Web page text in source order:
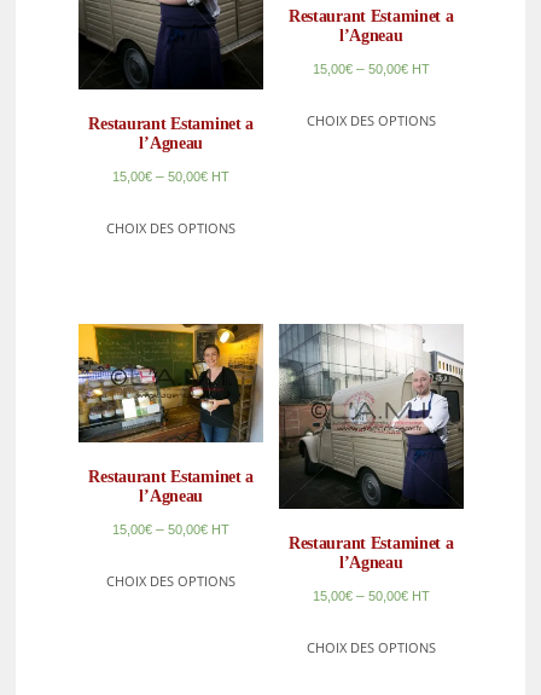
Restaurant Estaminet a
l’Agneau
15,00€ –50,00€ HT
CHOIX DES OPTIONS
Restaurant Estaminet a
l’Agneau
15,00€– 50,00€ HT
CHOIX DES OPTIONS
Restaurant Estaminet a
l’Agneau
15,00€ –50,00€ HT
CHOIX DES OPTIONS
Restaurant Estaminet a
l’Agneau
15,00€– 50,00€ HT
CHOIX DES OPTIONS